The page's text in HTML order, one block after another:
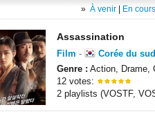
» À venir En
Assassination
Film -
Corée du sud
Genre : Action, Drame,
12 votes:
2 playlists (VOSTF,